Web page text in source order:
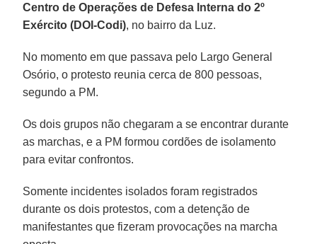
Centro de Operações de Defesa Interna do 2º
Exército (DOI-Codi), no bairro da Luz.
No momento em que passava pelo Largo General
Osório, o protesto reunia cerca de 800 pessoas,
segundo a PM.
Os dois grupos não chegaram a se encontrar durante
as marchas, e a PM formou cordões de isolamento
para evitar confrontos.
Somente incidentes isolados foram registrados
durante os dois protestos, com a detenção de
manifestantes que fizeram provocações na marcha